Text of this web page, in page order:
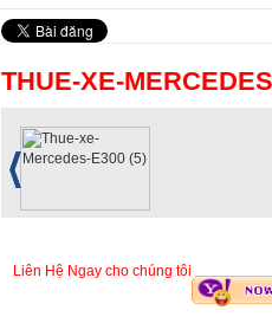
THUE-XE-
Liên Hệ Ngay cho chúng tôi